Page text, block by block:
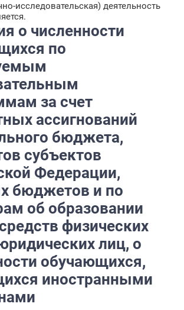
исследовательская) деятельность
о численности
по
за счет
ассигнований
бюджета,
субъектов
Федерации,
бюджетов и по
об образовании
физических
лиц, о
обучающихся,
иностранными